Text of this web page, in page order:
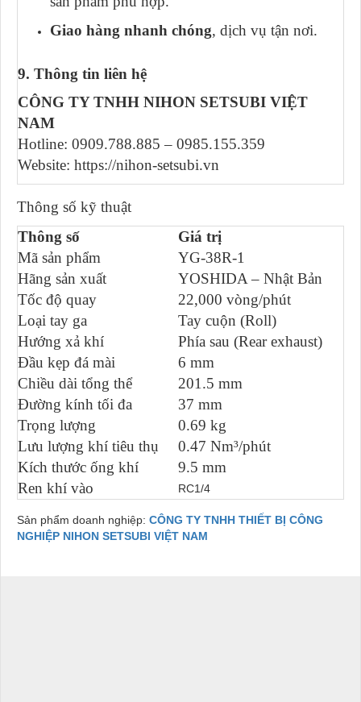
Giao hàng nhanh chóng, dịch vụ tận nơi.
9. Thông tin liên hệ
CÔNG TY TNHH NIHON SETSUBI VIỆT
NAM
Hotline: 0909.788.885 – 0985.155.359
Website: https://nihon-setsubi.vn
Thông số kỹ thuật
Thông số
Giá trị
Mã sản phẩm
YG-38R-1
Hãng sản xuất
YOSHIDA – Nhật Bản
Tốc độ quay
22,000 vòng/phút
Loại tay ga
Tay cuộn (Roll)
Hướng xả khí
Phía sau (Rear exhaust)
Đầu kẹp đá mài
6 mm
Chiều dài tổng thể
201.5 mm
Đường kính tối đa
37 mm
Trọng lượng
0.69 kg
Lưu lượng khí tiêu thụ
0.47 Nm³/phút
Kích thước ống khí
9.5 mm
Ren khí vào
RC1/4
Sản phẩm doanh nghiệp: CÔNG TY TNHH THIẾT BỊ CÔNG
NGHIỆP NIHON SETSUBI VIỆT NAM